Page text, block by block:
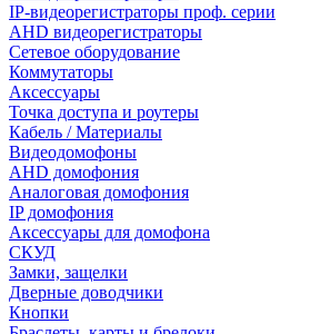
IP-видеорегистраторы проф. серии
AHD видеорегистраторы
Сетевое оборудование
Коммутаторы
Аксессуары
Точка доступа и роутеры
Кабель / Материалы
Видеодомофоны
AHD домофония
Аналоговая домофония
IP домофония
Аксессуары для домофона
СКУД
Замки, защелки
Дверные доводчики
Кнопки